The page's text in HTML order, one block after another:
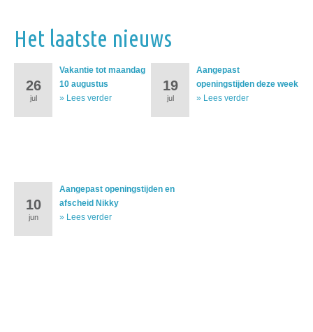
Het laatste nieuws
26
jul
Vakantie tot maandag
10 augustus
» Lees verder
19
jul
Aangepast
openingstijden deze week
» Lees verder
10
jun
Aangepast openingstijden en
afscheid Nikky
» Lees verder